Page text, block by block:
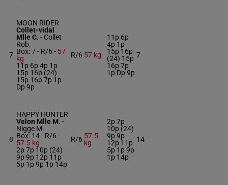
7
MOON RIDER
Collet-vidal
Mlle C. - Collet
Rob.
Box: 7 - R/6 - 57
kg
11p 6p 4p 1p
15p 16p (24)
15p 16p 7p 1p
Dp 9p
R/6 57 kg
11p 6p
4p 1p
15p 16p
(24) 15p
16p 7p
1p Dp 9p
7
8
HAPPY HUNTER
Velon Mlle M. -
Nigge M.
Box: 14 - R/6 -
57.5 kg
2p 7p 10p (24)
9p 9p 12p 11p
5p 1p 9p 1p 14p
R/6 57.5
kg
2p 7p
10p (24)
9p 9p
12p 11p
5p 1p 9p
1p 14p
14